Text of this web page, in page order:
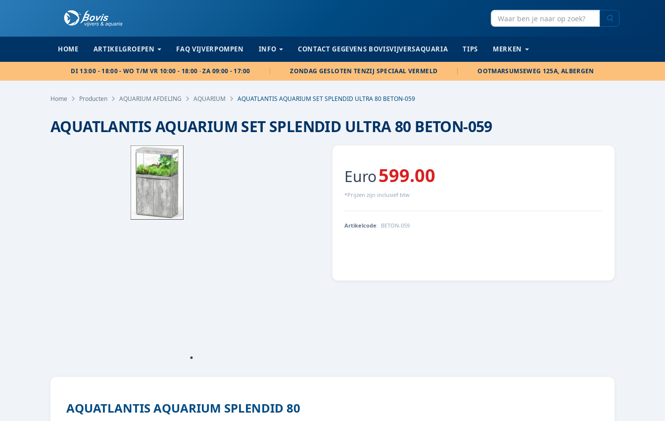
HOME ARTIKELGROEPEN FAQ VIJVERPOMPEN INFO CONTACT GEGEVENS BOVISVIJVERSAQUARIA TIPS MERKEN
DI 13:00 - 18:00 - WO T/M VR 10:00 - 18:00 · ZA 09:00 - 17:00 ZONDAG GESLOTEN TENZIJ SPECIAAL VERMELD OOTMARSUMSEWEG 125A, ALBERGEN
Home Producten AQUARIUM AFDELING AQUARIUM AQUATLANTIS AQUARIUM SET SPLENDID ULTRA 80 BETON-059
AQUATLANTIS AQUARIUM SET SPLENDID ULTRA 80 BETON-059
Euro599.00
*Prijzen zijn inclusief btw
Artikelcode: BETON-059
AQUATLANTIS AQUARIUM SPLENDID 80